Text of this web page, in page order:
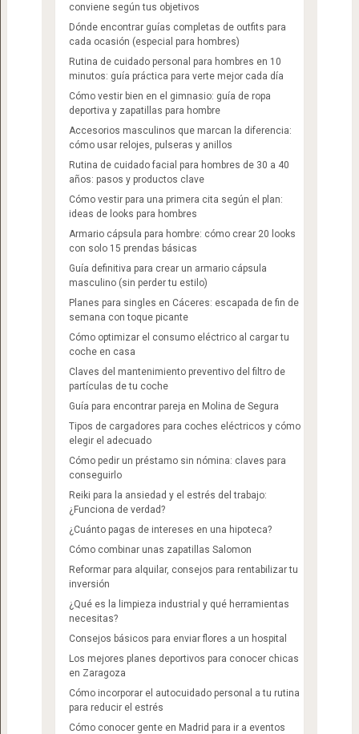
conviene según tus objetivos
Dónde encontrar guías completas de outfits para
cada ocasión (especial para hombres)
Rutina de cuidado personal para hombres en 10
minutos: guía práctica para verte mejor cada día
Cómo vestir bien en el gimnasio: guía de ropa
deportiva y zapatillas para hombre
Accesorios masculinos que marcan la diferencia:
cómo usar relojes, pulseras y anillos
Rutina de cuidado facial para hombres de 30 a 40
años: pasos y productos clave
Cómo vestir para una primera cita según el plan:
ideas de looks para hombres
Armario cápsula para hombre: cómo crear 20 looks
con solo 15 prendas básicas
Guía definitiva para crear un armario cápsula
masculino (sin perder tu estilo)
Planes para singles en Cáceres: escapada de fin de
semana con toque picante
Cómo optimizar el consumo eléctrico al cargar tu
coche en casa
Claves del mantenimiento preventivo del filtro de
partículas de tu coche
Guía para encontrar pareja en Molina de Segura
Tipos de cargadores para coches eléctricos y cómo
elegir el adecuado
Cómo pedir un préstamo sin nómina: claves para
conseguirlo
Reiki para la ansiedad y el estrés del trabajo:
¿Funciona de verdad?
¿Cuánto pagas de intereses en una hipoteca?
Cómo combinar unas zapatillas Salomon​
Reformar para alquilar, consejos para rentabilizar tu
inversión
¿Qué es la limpieza industrial y qué herramientas
necesitas?
Consejos básicos para enviar flores a un hospital
Los mejores planes deportivos para conocer chicas
en Zaragoza
Cómo incorporar el autocuidado personal a tu rutina
para reducir el estrés
Cómo conocer gente en Madrid para ir a eventos